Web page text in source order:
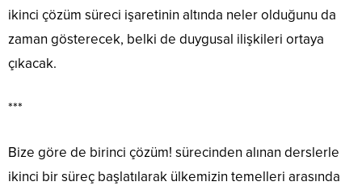
ikinci çözüm süreci işaretinin altında neler olduğunu da
zaman gösterecek, belki de duygusal ilişkileri ortaya
çıkacak.
***
Bize göre de birinci çözüm! sürecinden alınan derslerle
ikinci bir süreç başlatılarak ülkemizin temelleri arasında